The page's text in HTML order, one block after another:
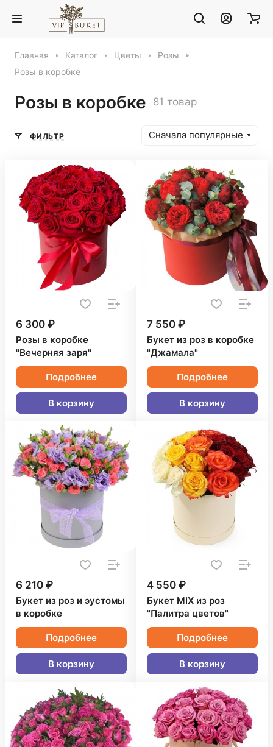
Главная Каталог Цветы
Розы
Розы в коробке
Розы в коробке 81 товар
ФИЛЬТР Сначала популярные
6 300 ₽
Розы в коробке
"Вечерняя заря"
Подробнее
В корзину
7 550 ₽
Букет из роз в коробке
"Джамала"
Подробнее
В корзину
6 210 ₽
Букет из роз и эустомы
в коробке
Подробнее
В корзину
4 550 ₽
Букет MIX из роз
"Палитра цветов"
Подробнее
В корзину